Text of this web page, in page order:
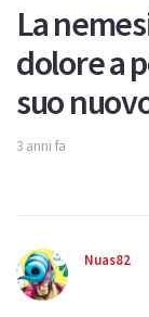
La
dolore a
suo
3 anni fa
Nuas82